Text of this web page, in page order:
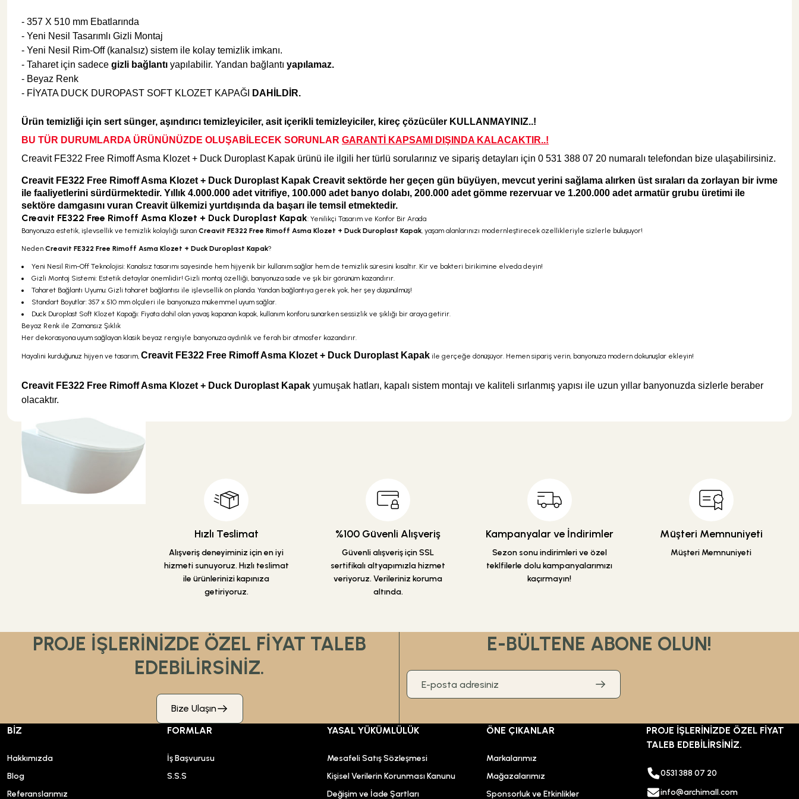
- 357 X 510 mm Ebatlarında
- Yeni Nesil Tasarımlı Gizli Montaj
- Yeni Nesil Rim-Off (kanalsız) sistem ile kolay temizlik imkanı.
- Taharet için sadece gizli bağlantı yapılabilir. Yandan bağlantı yapılamaz.
- Beyaz Renk
- FİYATA DUCK DUROPAST SOFT KLOZET KAPAĞI
DAHİLDİR.
Ürün temizliği için sert sünger, aşındırıcı temizleyiciler, asit içerikli temizleyiciler, kireç çözücüler KULLANMAYINIZ..!
BU TÜR DURUMLARDA ÜRÜNÜNÜZDE OLUŞABİLECEK SORUNLAR GARANTİ KAPSAMI DIŞINDA KALACAKTIR..!
Creavit FE322 Free Rimoff Asma Klozet + Duck Duroplast Kapak ürünü ile ilgili her türlü sorularınız ve sipariş detayları için 0 531 388 07 20 numaralı telefondan bize ulaşabilirsiniz.
Creavit FE322 Free Rimoff Asma Klozet + Duck Duroplast Kapak Creavit sektörde her geçen gün büyüyen, mevcut yerini sağlama alırken üst sıraları da zorlayan bir ivme
ile faaliyetlerini sürdürmektedir. Yıllık 4.000.000 adet vitrifiye, 100.000 adet banyo dolabı, 200.000 adet gömme rezervuar ve 1.200.000 adet armatür grubu üretimi ile
sektöre damgasını vuran Creavit ülkemizi yurtdışında da başarı ile temsil etmektedir.
Creavit FE322 Free Rimoff Asma Klozet + Duck Duroplast Kapak: Yenilikçi Tasarım ve Konfor Bir Arada
Banyonuza estetik, işlevsellik ve temizlik kolaylığı sunan Creavit FE322 Free Rimoff Asma Klozet + Duck Duroplast Kapak, yaşam alanlarınızı modernleştirecek özellikleriyle sizlerle buluşuyor!
Neden Creavit FE322 Free Rimoff Asma Klozet + Duck Duroplast Kapak?
Yeni Nesil Rim-Off Teknolojisi: Kanalsız tasarımı sayesinde hem hijyenik bir kullanım sağlar hem de temizlik süresini kısaltır. Kir ve bakteri birikimine elveda deyin!
Gizli Montaj Sistemi: Estetik detaylar önemlidir! Gizli montaj özelliği, banyonuza sade ve şık bir görünüm kazandırır.
Taharet Bağlantı Uyumu: Gizli taharet bağlantısı ile işlevsellik ön planda. Yandan bağlantıya gerek yok, her şey düşünülmüş!
Standart Boyutlar: 357 x 510 mm ölçüleri ile banyonuza mükemmel uyum sağlar.
Duck Duroplast Soft Klozet Kapağı: Fiyata dahil olan yavaş kapanan kapak, kullanım konforu sunarken sessizlik ve şıklığı bir araya getirir.
Beyaz Renk ile Zamansız Şıklık
Her dekorasyona uyum sağlayan klasik beyaz rengiyle banyonuza aydınlık ve ferah bir atmosfer kazandırır.
Hayalini kurduğunuz hijyen ve tasarım, Creavit FE322 Free Rimoff Asma Klozet + Duck Duroplast Kapak ile gerçeğe dönüşüyor. Hemen sipariş verin, banyonuza modern dokunuşlar ekleyin!
Creavit FE322 Free Rimoff Asma Klozet + Duck Duroplast Kapak yumuşak hatları, kapalı sistem montajı ve kaliteli sırlanmış yapısı ile uzun yıllar banyonuzda sizlerle beraber
olacaktır.
Ürün bilgilerinde hatalar bulunuyor.
Bu ürüne benzer farklı alternatifler olmalı.
Hızlı Teslimat
Alışveriş deneyiminiz için en iyi
hizmeti sunuyoruz. Hızlı teslimat
ile ürünlerinizi kapınıza
getiriyoruz.
%100 Güvenli Alışveriş
Güvenli alışveriş için SSL
sertifikalı altyapımızla hizmet
veriyoruz. Verileriniz koruma
altında.
Kampanyalar ve İndirimler
Sezon sonu indirimleri ve özel
teklfilerle dolu kampanyalarımızı
kaçırmayın!
Müşteri Memnuniyeti
Müşteri Memnuniyeti
PROJE İŞLERİNİZDE ÖZEL FİYAT TALEB
EDEBİLİRSİNİZ.
Bize Ulaşın
E-BÜLTENE ABONE OLUN!
BİZ
Hakkımızda
Blog
Referanslarımız
FORMLAR
İş Başvurusu
S.S.S
YASAL YÜKÜMLÜLÜK
Mesafeli Satış Sözleşmesi
Kişisel Verilerin Korunması Kanunu
Değişim ve İade Şartları
ÖNE ÇIKANLAR
Markalarımız
Mağazalarımız
Sponsorluk ve Etkinlikler
PROJE İŞLERİNİZDE ÖZEL FİYAT
TALEB EDEBİLİRSİNİZ.
0531 388 07 20
info@archimall.com
Şok Duşlar
Spa Sauna Sistemler
Akıllı Klozet
Duş Kabinleri
Duş Kanalları ve Sifonlar
Tezgah